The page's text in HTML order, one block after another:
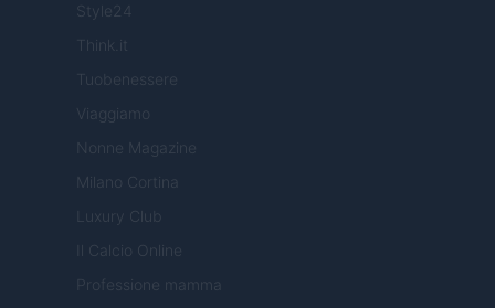
Style24
Think.it
Tuobenessere
Viaggiamo
Nonne Magazine
Milano Cortina
Luxury Club
Il Calcio Online
Professione mamma